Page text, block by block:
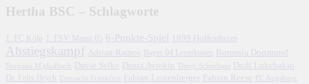
Hertha BSC – Schlagworte
1. FC Köln 1. FSV Mainz 05 6-Punkte-Spiel 1899 Hoffenheim
Abstiegskampf Adrian Ramos Bayer 04 Leverkusen Borussia Dortmund
Borussia M'gladbach Davie Selke Deniz Aytekin Derry Scherhant
Dodi Lukebakio
Dr. Felix Brych
Fabian Lustenberger Fabian Reese